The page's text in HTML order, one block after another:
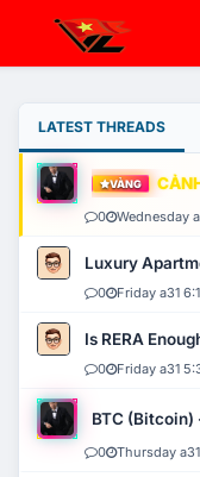
LATEST THREADS
VÀNG
0 Wednesday
Luxury
0 Friday a31
Is RERA
0 Friday a31
BTC
0 Thursday